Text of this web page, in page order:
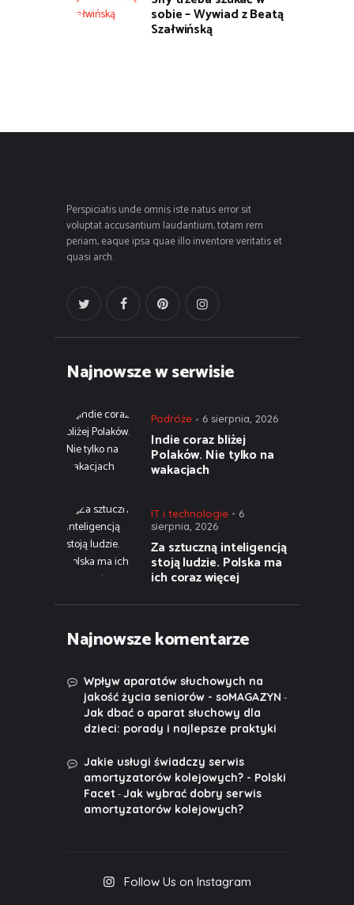
sobie – Wywiad z Beatą
Szałwińską
Perspiciatis unde omnis iste natus error sit
voluptat accusantium laudantium, totam rem
periam, eaque ipsa quae illo inventore veritatis et
quasi arch.
Najnowsze w serwisie
Podróże 6 sierpnia, 2026
Indie coraz bliżej
Polaków. Nie tylko na
wakacjach
IT i technologie
6
sierpnia, 2026
Za sztuczną inteligencją
stoją ludzie. Polska ma
ich coraz więcej
Najnowsze komentarze
Wpływ aparatów słuchowych na
jakość życia seniorów - soMAGAZYN -
Jak dbać o aparat słuchowy dla
dzieci: porady i najlepsze praktyki
Jakie usługi świadczy serwis
amortyzatorów kolejowych? - Polski
Facet-Jak wybrać dobry serwis
amortyzatorów kolejowych?
Follow Us on Instagram